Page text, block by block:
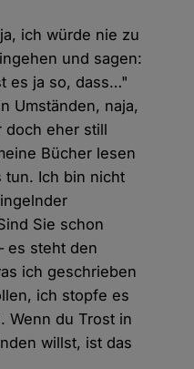
ich würde nie zu
und sagen:
es ja so, dass…"
Umständen, naja,
doch eher still
Bücher lesen
tun. Ich bin nicht
Sie schon
es steht den
ich geschrieben
ich stopfe es
Wenn du Trost in
willst, ist das